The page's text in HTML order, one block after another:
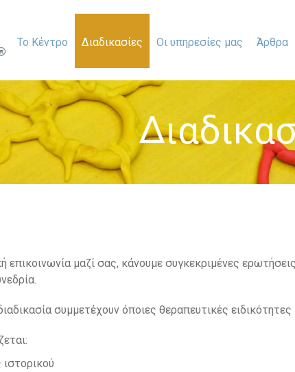
Το Κέντρο Διαδικασίες Οι υπηρεσίες μας Άρθρα
επικοινωνία μαζί σας, κάνουμε συγκεκριμένες
συμμετέχουν όποιες θεραπευτικές ειδικότητες